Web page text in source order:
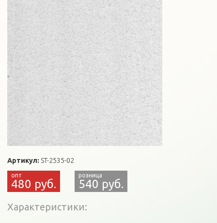
Артикул: ST-2535-02
480 руб. 540 руб.
Характеристики